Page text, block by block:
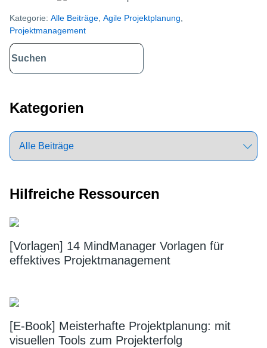
Kategorie: Alle Beiträge, Agile Projektplanung,
Projektmanagement
Primary
Sidebar
Kategorien
Hilfreiche Ressourcen
[Vorlagen] 14 MindManager Vorlagen für
effektives Projektmanagement
[E-Book] Meisterhafte Projektplanung: mit
visuellen Tools zum Projekterfolg